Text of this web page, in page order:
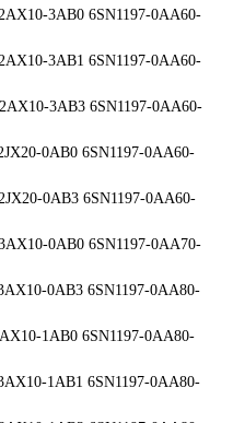
3AB0 6SN1197-0AA60-
3AB1 6SN1197-0AA60-
3AB3 6SN1197-0AA60-
0AB0 6SN1197-0AA60-
0AB3 6SN1197-0AA60-
0AB0 6SN1197-0AA70-
0AB3 6SN1197-0AA80-
1AB0 6SN1197-0AA80-
1AB1 6SN1197-0AA80-